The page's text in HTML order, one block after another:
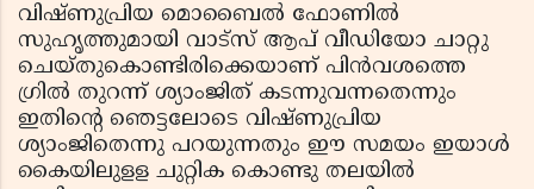
വിഷ്ണുപ്രിയ മൊബൈല്‍ ഫോണില്‍
സുഹൃത്തുമായി വാട്സ് ആപ് വീഡിയോ ചാറ്റു
ചെയ്തുകൊണ്ടിരിക്കെയാണ് പിന്‍വശത്തെ
ഗ്രില്‍ തുറന്ന് ശ്യാംജിത് കടന്നുവന്നതെന്നും
ഇതിന്റെ ഞെട്ടലോടെ വിഷ്ണുപ്രിയ
ശ്യാംജിതെന്നു പറയുന്നതും ഈ സമയം ഇയാള്‍
കൈയിലുളള ചുറ്റിക കൊണ്ടു തലയില്‍